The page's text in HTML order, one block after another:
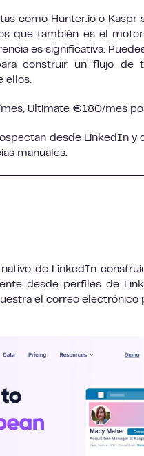
como Hunter.io o
que también es el
es significativa.
construir un flujo de
ellos.
Ultimate €180/mes
desde LinkedIn y
manuales.
de LinkedIn
desde perfiles de
el correo electrónico